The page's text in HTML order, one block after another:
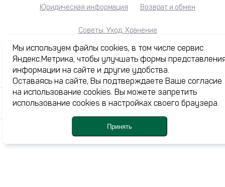
Юридическая информация Возврат и обмен
Советы. Уход. Хранение
Каталог
Акции
Журнал
Контакты
Мы используем файлы cookies, в том числе сервис
Яндекс.Метрика, чтобы улучшать формы
информации на сайте и другие удобства.
Оставаясь на сайте, Вы подтверждаете Ваше согласие
на использование cookies. Вы можете запретить
использование cookies в настройках своего браузера.
Принять